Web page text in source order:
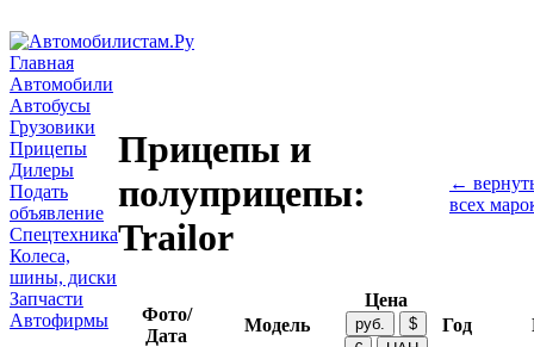
Главная
Автомобили
Автобусы
Грузовики
Прицепы
Дилеры
Подать
объявление
Спецтехника
Колеса,
шины, диски
Запчасти
Автофирмы
Прицепы и
полуприцепы:
Trailor
←
всех
Фото/
Дата
Модель
Цена
Год